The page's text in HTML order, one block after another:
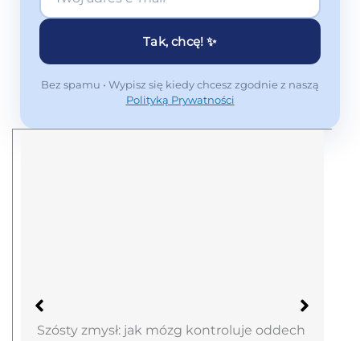
Tak, chcę! ✨
Bez spamu • Wypisz się kiedy chcesz zgodnie z naszą
Polityką Prywatności
Szósty zmysł: jak mózg kontroluje oddech